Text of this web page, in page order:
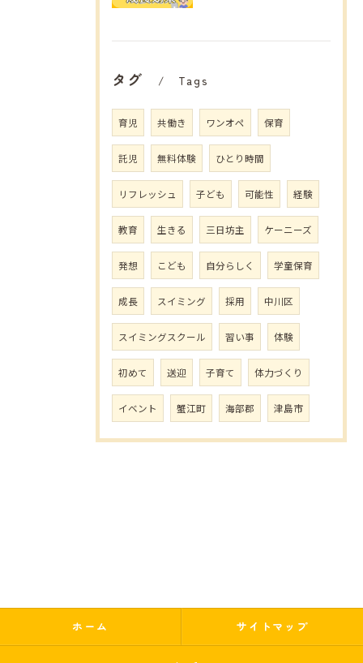
タグ Tags
育児 共働き ワンオペ 保育
託児 無料体験 ひとり時間
リフレッシュ 子ども 可能性 経験
教育 生きる 三日坊主 ケーニーズ
発想 こども 自分らしく 学童保育
成長 スイミング 採用 中川区
スイミングスクール 習い事 体験
初めて 送迎 子育て 体力づくり
イベント 蟹江町 海部郡 津島市
ホーム サイトマップ